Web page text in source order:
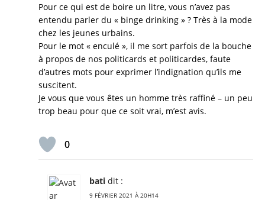
Pour ce qui est de boire un litre, vous n’avez pas
entendu parler du « binge drinking » ? Très à la mode
chez les jeunes urbains.
Pour le mot « enculé », il me sort parfois de la bouche
à propos de nos politicards et politicardes, faute
d’autres mots pour exprimer l’indignation qu’ils me
suscitent.
Je vous que vous êtes un homme très raffiné – un peu
trop beau pour que ce soit vrai, m’est avis.
0
bati dit :
9 FÉVRIER 2021 À 20H14